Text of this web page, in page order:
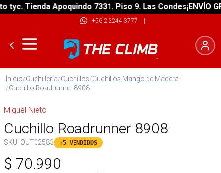
Tienda Apoquindo 7331. Piso 9. Las Condes¡ENVÍO
+56 2 2244 3777 |
Inicio/Cuchillería/Cuchillos/Cuchillos Mango de Madera
/Cuchillo Roadrunner 8908
Miguel Nieto
Cuchillo Roadrunner 8908
SKU: OUT32583 +5 VENDIDOS
$ 70.990